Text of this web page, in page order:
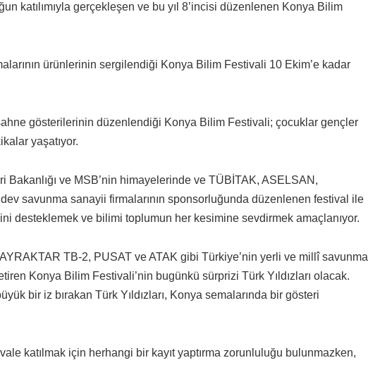
katılımıyla gerçekleşen ve bu yıl 8’incisi düzenlenen Konya Bilim
ürünlerinin sergilendiği Konya Bilim Festivali 10 Ekim’e kadar
gösterilerinin düzenlendiği Konya Bilim Festivali; çocuklar gençler
yaşatıyor.
Bakanlığı ve MSB’nin himayelerinde ve TÜBİTAK, ASELSAN,
savunma sanayii firmalarının sponsorluğunda düzenlenen festival ile
desteklemek ve bilimi toplumun her kesimine sevdirmek amaçlanıyor.
TB-2, PUSAT ve ATAK gibi Türkiye’nin yerli ve millî savunma
Konya Bilim Festivali’nin bugünkü sürprizi Türk Yıldızları olacak.
bir iz bırakan Türk Yıldızları, Konya semalarında bir gösteri
katılmak için herhangi bir kayıt yaptırma zorunluluğu bulunmazken,